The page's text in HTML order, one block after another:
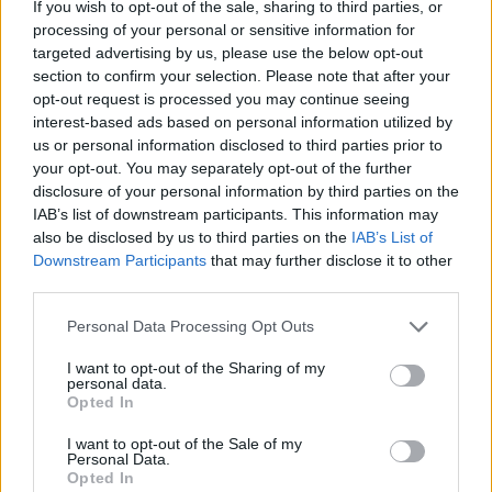
If you wish to opt-out of the sale, sharing to third parties, or
processing of your personal or sensitive information for
targeted advertising by us, please use the below opt-out
section to confirm your selection. Please note that after your
opt-out request is processed you may continue seeing
interest-based ads based on personal information utilized by
us or personal information disclosed to third parties prior to
your opt-out. You may separately opt-out of the further
disclosure of your personal information by third parties on the
IAB’s list of downstream participants. This information may
also be disclosed by us to third parties on the IAB’s List of
Downstream Participants that may further disclose it to other
Please note that this website/app uses one or more Google
not limited to your visit or usage behaviour. You may click to
grant or deny consent to Google and its third-party tags to
use your data for below specified purposes in below Google
consent section.
Personal Data Processing Opt Outs
I want to opt-out of the Sharing of my
personal data.
Opted In
I want to opt-out of the Sale of my
Personal Data.
Opted In
Herboly Domonkossal, a Magyar Nemzeti Filharmonikus
Zenekar főigazgatójával a megváltozott helyzetről és a
zenekar díjazott művészeiről is beszélgettünk.
tovább
jegyek
2020. 03. 13.|Kultúrpart